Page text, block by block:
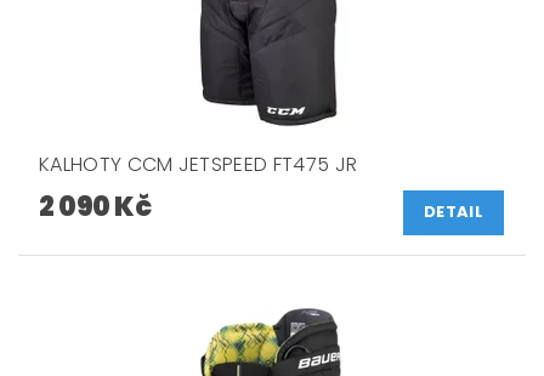
KALHOTY CCM JETSPEED FT475 JR
2 090 Kč DETAIL